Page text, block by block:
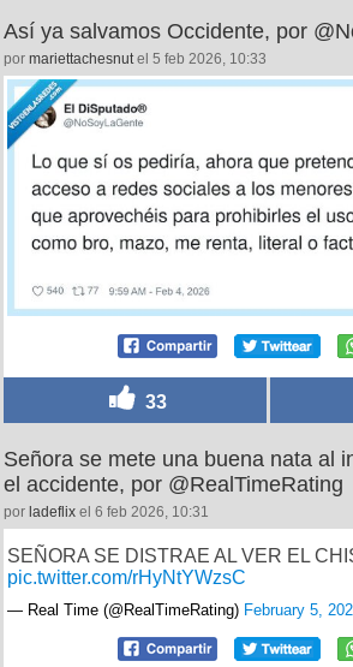
Así ya salvamos Occidente, por
por mariettachesnutel 5 feb 2026, 10:33
33
Señora se mete una buena nata al
el accidente, por @RealTimeRating
por ladeflix el 6 feb 2026, 10:31
SEÑORA SE DISTRAE AL VER EL
pic.twitter.com/rHyNtYWzsC
— Real Time (@RealTimeRating) February 5,